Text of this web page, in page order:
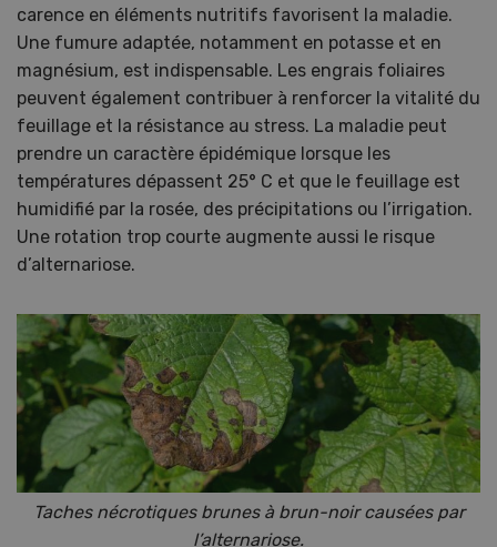
carence en éléments nutritifs favorisent la maladie.
Une fumure adaptée, notamment en potasse et en
magnésium, est indispensable. Les engrais foliaires
peuvent également contribuer à renforcer la vitalité du
feuillage et la résistance au stress. La maladie peut
prendre un caractère épidémique lorsque les
températures dépassent 25° C et que le feuillage est
humidifié par la rosée, des précipitations ou l’irrigation.
Une rotation trop courte augmente aussi le risque
d’alternariose.
Taches nécrotiques brunes à brun-noir causées par
l’alternariose.